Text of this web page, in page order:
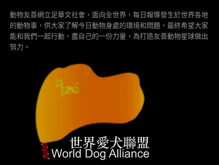
動物友善網立足華文社會，面向全世界，每日報導發生於世界各地
的動物事，供大家了解今日動物身處的環境和問題，最終希望大家
能和我們一起行動，盡自己的一份力量，為打造友善動物星球做出
努力。